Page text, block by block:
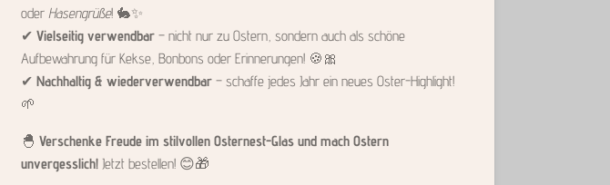
oder Hasengrüße! 🐇✨
✔ Vielseitig verwendbar – nicht nur zu Ostern, sondern auch als schöne
Aufbewahrung für Kekse, Bonbons oder Erinnerungen! 🍪🎀
✔ Nachhaltig & wiederverwendbar – schaffe jedes Jahr ein neues Oster-Highlight!
🌱
🐣 Verschenke Freude im stilvollen Osternest-Glas und mach Ostern
unvergesslich! Jetzt bestellen! 😊🎁